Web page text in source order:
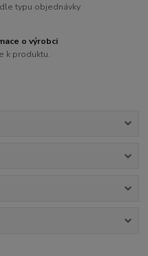
typu objednávky
o výrobci
k produktu.